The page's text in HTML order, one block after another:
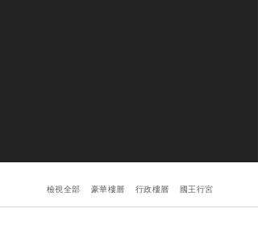
​檢視全部 豪華樓層 行政樓層 國王行宮